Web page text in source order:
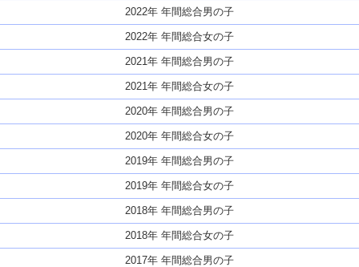
2022年 年間総合男の子
2022年 年間総合女の子
2021年 年間総合男の子
2021年 年間総合女の子
2020年 年間総合男の子
2020年 年間総合女の子
2019年 年間総合男の子
2019年 年間総合女の子
2018年 年間総合男の子
2018年 年間総合女の子
2017年 年間総合男の子